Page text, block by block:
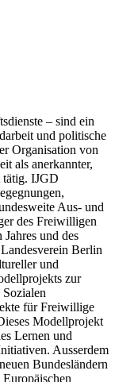
– sind ein
und politische
Organisation von
als anerkannter,
tätig. IJGD
Aus- und
des Freiwilligen
und des
Berlin
und
zur
für Freiwillige
Modellprojekt
Lernen und
Ausserdem
Bundesländern